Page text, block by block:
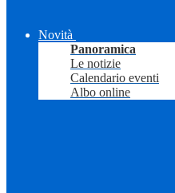
Novità
Panoramica
Le notizie
Calendario eventi
Albo online